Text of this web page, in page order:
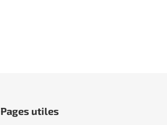
Pages utiles